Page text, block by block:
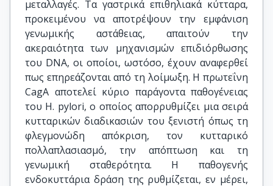
μεταλλαγές. Τα γαστρικά επιθηλιακά κύτταρα,
προκειμένου να αποτρέψουν την εμφάνιση
γενωμικής αστάθειας, απαιτούν την
ακεραιότητα των μηχανισμών επιδιόρθωσης
του DNA, οι οποίοι, ωστόσο, έχουν αναφερθεί
πως επηρεάζονται από τη λοίμωξη. Η πρωτεΐνη
CagA αποτελεί κύριο παράγοντα παθογένειας
του H. pylori, ο οποίος απορρυθμίζει μια σειρά
κυτταρικών διαδικασιών του ξενιστή όπως τη
φλεγμονώδη απόκριση, τον κυτταρικό
πολλαπλασιασμό, την απόπτωση και τη
γενωμική σταθερότητα. Η παθογενής
ενδοκυττάρια δράση της ρυθμίζεται, εν μέρει,